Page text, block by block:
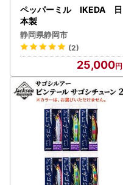
ペッパーミル IKEDA 日
本製
静岡県静岡市
(2)
25,000